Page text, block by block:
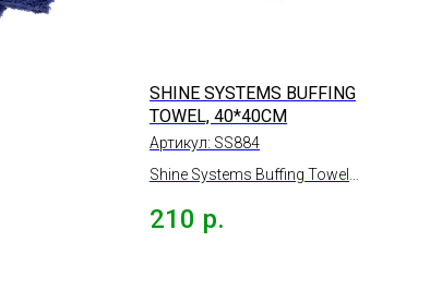
SHINE SYSTEMS BUFFING
TOWEL, 40*40СМ
Артикул: SS884
Shine Systems Buffing Towel
располировки составов,
210 р.